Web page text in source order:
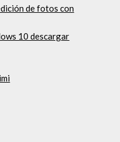
de fotos con
10 descargar